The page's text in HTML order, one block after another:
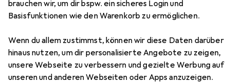
brauchen wir, um dir bspw. ein sicheres Login und
Basisfunktionen wie den Warenkorb zu ermöglichen.
Wenn du allem zustimmst, können wir diese Daten darüber
hinaus nutzen, um dir personalisierte Angebote zu zeigen,
unsere Webseite zu verbessern und gezielte Werbung auf
unseren und anderen Webseiten oder Apps anzuzeigen.
Zubehör für Meindl
Outdoorschuhe